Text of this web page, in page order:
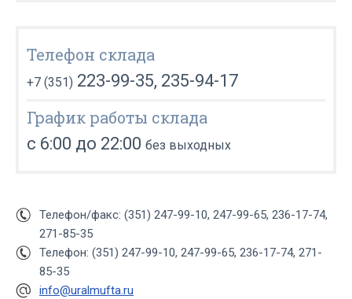
Телефон склада
+7 (351) 223-99-35, 235-94-17
График работы склада
с 6:00 до 22:00 без выходных
Телефон/факс: (351) 247-99-10, 247-99-65, 236-17-74,
271-85-35
Телефон: (351) 247-99-10, 247-99-65, 236-17-74, 271-
85-35
info@uralmufta.ru